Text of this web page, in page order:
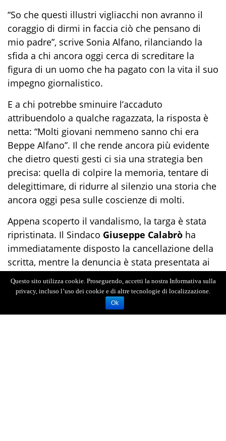
“So che questi illustri vigliacchi non avranno il
coraggio di dirmi in faccia ciò che pensano di
mio padre”, scrive Sonia Alfano, rilanciando la
sfida a chi ancora oggi cerca di screditare la
figura di un uomo che ha pagato con la vita il suo
impegno giornalistico.
E a chi potrebbe sminuire l’accaduto
attribuendolo a qualche ragazzata, la risposta è
netta: “Molti giovani nemmeno sanno chi era
Beppe Alfano”. Il che rende ancora più evidente
che dietro questi gesti ci sia una strategia ben
precisa: quella di colpire la memoria, tentare di
delegittimare, di ridurre al silenzio una storia che
ancora oggi pesa sulle coscienze di molti.
Appena scoperto il vandalismo, la targa è stata
ripristinata. Il Sindaco Giuseppe Calabrò ha
immediatamente disposto la cancellazione della
scritta, mentre la denuncia è stata presentata ai
Questo sito utilizza cookie. Proseguendo, accetti la nostra Informativa sulla
privacy, incluso l’uso dei cookie e di altre tecnologie di localizzazione.
Ok